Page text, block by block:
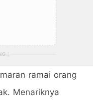
ramai orang
Menariknya